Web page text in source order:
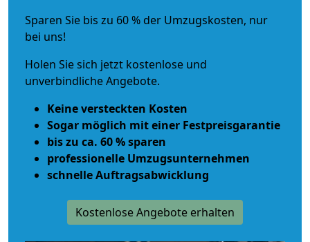
Sparen Sie bis zu 60 % der Umzugskosten, nur
bei uns!
Holen Sie sich jetzt kostenlose und
unverbindliche Angebote.
Keine versteckten Kosten
Sogar möglich mit einer Festpreisgarantie
bis zu ca. 60 % sparen
professionelle Umzugsunternehmen
schnelle Auftragsabwicklung
Kostenlose Angebote erhalten